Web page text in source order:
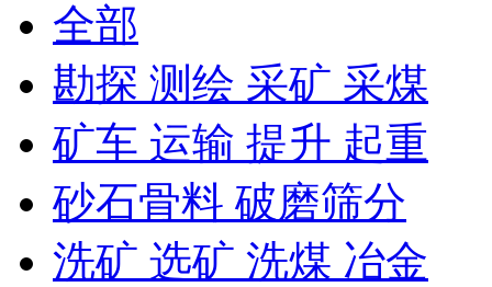
全部
勘探 测绘 采矿 采煤
矿车 运输 提升 起重
砂石骨料 破磨筛分
洗矿 选矿 洗煤 冶金